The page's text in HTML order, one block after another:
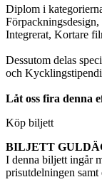
Diplom i
Integrerat, Kortare
Dessutom delas
och
Låt oss fira denna
Köp biljett
BILJETT
I denna biljett ingår
prisutdelningen